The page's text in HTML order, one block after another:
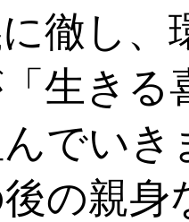
徹し、
生きる
でい
の親